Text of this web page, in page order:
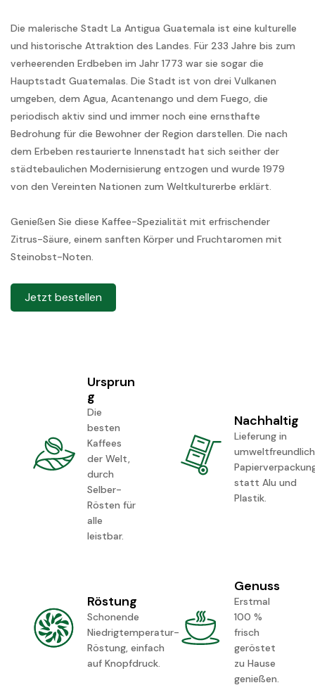
Die malerische Stadt La Antigua Guatemala ist eine kulturelle
und historische Attraktion des Landes. Für 233 Jahre bis zum
verheerenden Erdbeben im Jahr 1773 war sie sogar die
Hauptstadt Guatemalas. Die Stadt ist von drei Vulkanen
umgeben, dem Agua, Acantenango und dem Fuego, die
periodisch aktiv sind und immer noch eine ernsthafte
Bedrohung für die Bewohner der Region darstellen. Die nach
dem Erbeben restaurierte Innenstadt hat sich seither der
städtebaulichen Modernisierung entzogen und wurde 1979
von den Vereinten Nationen zum Weltkulturerbe erklärt.
Genießen Sie diese Kaffee-Spezialität mit erfrischender
Zitrus-Säure, einem sanften Körper und Fruchtaromen mit
Steinobst-Noten.
Jetzt bestellen
Ursprun
g
Die
besten
Kaffees
der Welt,
durch
Selber-
Rösten für
alle
leistbar.
Nachhaltig
Lieferung in
statt Alu und
Plastik.
Röstung
Schonende
Niedrigtemperatur-
Röstung, einfach
auf Knopfdruck.
Genuss
Erstmal
100 %
frisch
geröstet
zu Hause
genießen.